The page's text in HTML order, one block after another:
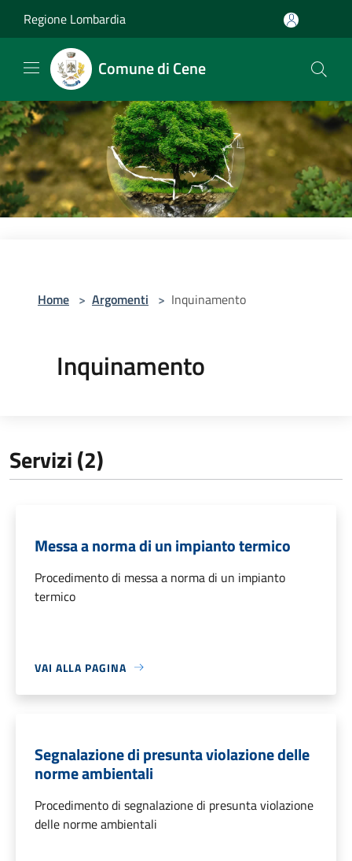
Regione Lombardia
Comune di Cene
Home > Argomenti > Inquinamento
Inquinamento
Servizi (2)
Messa a norma di un impianto termico
Procedimento di messa a norma di un impianto
termico
VAI ALLA PAGINA
Segnalazione di presunta violazione delle
norme ambientali
Procedimento di segnalazione di presunta violazione
delle norme ambientali